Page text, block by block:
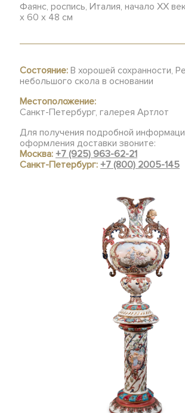
Фаянс, роспись, Италия, начало ХХ
x 60 x 48 см
Состояние: В хорошей сохранности,
небольшого скола в основании
Местоположение:
Санкт-Петербург, галерея Артлот
Для получения подробной
оформления доставки звоните:
Москва:+7 (925) 963-62-21
Санкт-Петербург:+7 (800) 2005-145